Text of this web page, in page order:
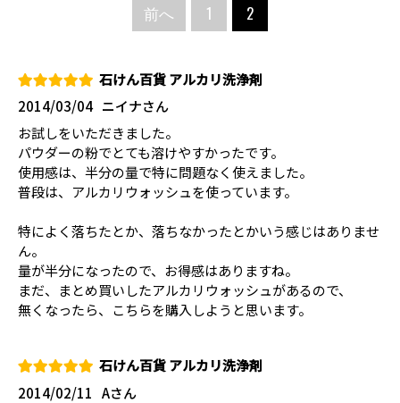
前へ 1 2
石けん百貨 アルカリ洗浄剤
ニイナさん
2014/03/04
お試しをいただきました。
パウダーの粉でとても溶けやすかったです。
使用感は、半分の量で特に問題なく使えました。
普段は、アルカリウォッシュを使っています。
特によく落ちたとか、落ちなかったとかいう感じはありませ
ん。
量が半分になったので、お得感はありますね。
まだ、まとめ買いしたアルカリウォッシュがあるので、
無くなったら、こちらを購入しようと思います。
石けん百貨 アルカリ洗浄剤
Aさん
2014/02/11